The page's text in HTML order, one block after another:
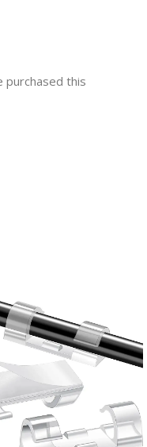
purchased this